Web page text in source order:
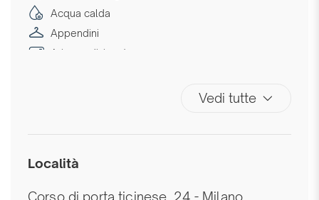
Acqua calda
Appendini
Aria condizionata
Asciugamani
Biancheria da letto
Bidet
Vedi tutte
Località
Corso di porta ticinese, 24 - Milano